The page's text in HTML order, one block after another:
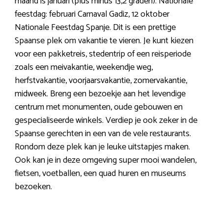
feestdag: februari Carnaval Gadiz, 12 oktober
Nationale Feestdag Spanje. Dit is een prettige
Spaanse plek om vakantie te vieren. Je kunt kiezen
voor een pakketreis, stedentrip of een reisperiode
zoals een meivakantie, weekendje weg,
herfstvakantie, voorjaarsvakantie, zomervakantie,
midweek. Breng een bezoekje aan het levendige
centrum met monumenten, oude gebouwen en
gespecialiseerde winkels. Verdiep je ook zeker in de
Spaanse gerechten in een van de vele restaurants.
Rondom deze plek kan je leuke uitstapjes maken.
Ook kan je in deze omgeving super mooi wandelen,
fietsen, voetballen, een quad huren en museums
bezoeken.